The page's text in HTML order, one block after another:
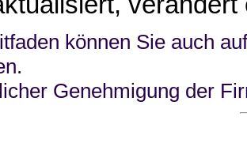
können Sie auch
Genehmigung der